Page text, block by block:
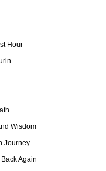
Hour
Wisdom
Journey
Again